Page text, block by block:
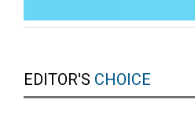
EDITOR'S CHOICE